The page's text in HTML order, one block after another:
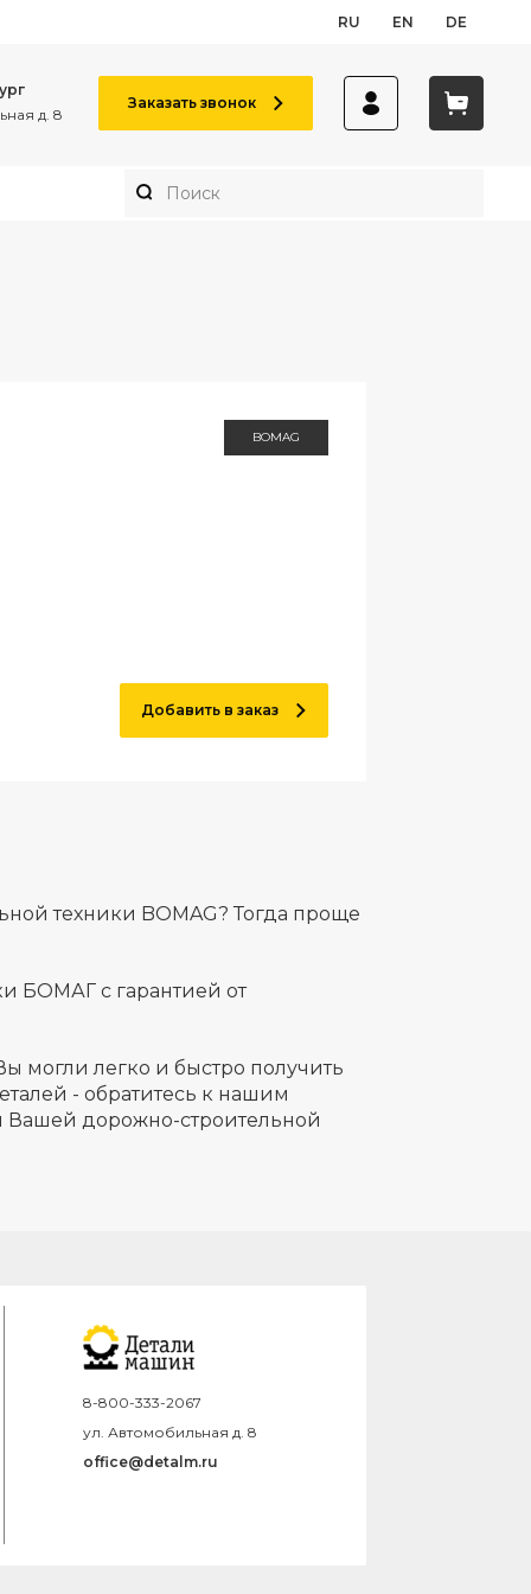
RU EN DE
д. 8
Заказать звонок
BOMAG
Добавить в заказ
техники BOMAG? Тогда проще
БОМАГ с гарантией от
могли легко и быстро получить
- обратитесь к нашим
Вашей дорожно-строительной
8-800-333-2067
ул. Автомобильная д. 8
office@detalm.ru